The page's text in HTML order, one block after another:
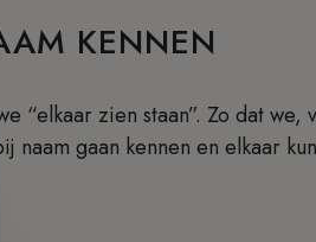
KENNEN
“elkaar zien staan”. Zo dat we,
naam gaan kennen en elkaar